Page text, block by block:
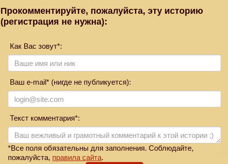
Прокомментируйте, пожалуйста, эту историю
(регистрация не нужна):
Как Вас зовут*:
Ваш e-mail* (нигде не публикуется):
Текст комментария*:
*Все поля обязательны для заполнения. Соблюдайте,
пожалуйста, правила сайта.